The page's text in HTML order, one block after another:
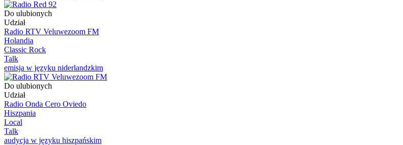
Do ulubionych
Udział
Radio RTV Veluwezoom FM
Holandia
Classic Rock
Talk
emisja w języku niderlandzkim
Do ulubionych
Udział
Radio Onda Cero Oviedo
Hiszpania
Local
Talk
audycja w języku hiszpańskim